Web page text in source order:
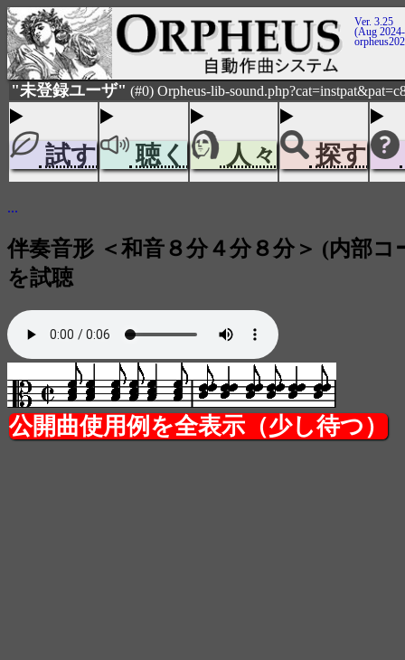
Ver. 3.25
(Aug
"未登録ユーザ" (#0) Orpheus-lib-
試す 聴く 人々 探す
...
伴奏音形 ＜和音８分４分８分＞ (内部コ
を試聴
公開曲使用例を全表示（少し待つ）